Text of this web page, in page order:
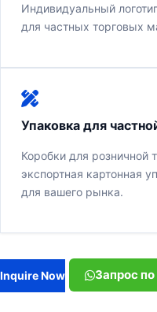
Индивидуальный
для частных торговых
Упаковка для
Коробки для розничной
экспортная картонная
для вашего рынка.
Inquire Now Запрос